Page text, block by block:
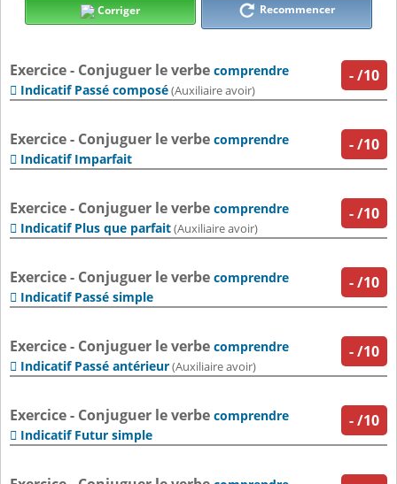
Corriger Recommencer
-/10
Exercice - Conjuguer le verbe comprendre
 Indicatif Passé composé(Auxiliaire avoir)
-/10
Exercice - Conjuguer le verbe comprendre
 Indicatif Imparfait
-/10
Exercice - Conjuguer le verbe comprendre
 Indicatif Plus que parfait(Auxiliaire avoir)
-/10
Exercice - Conjuguer le verbe comprendre
 Indicatif Passé simple
-/10
Exercice - Conjuguer le verbe comprendre
 Indicatif Passé antérieur(Auxiliaire avoir)
-/10
Exercice - Conjuguer le verbe comprendre
 Indicatif Futur simple